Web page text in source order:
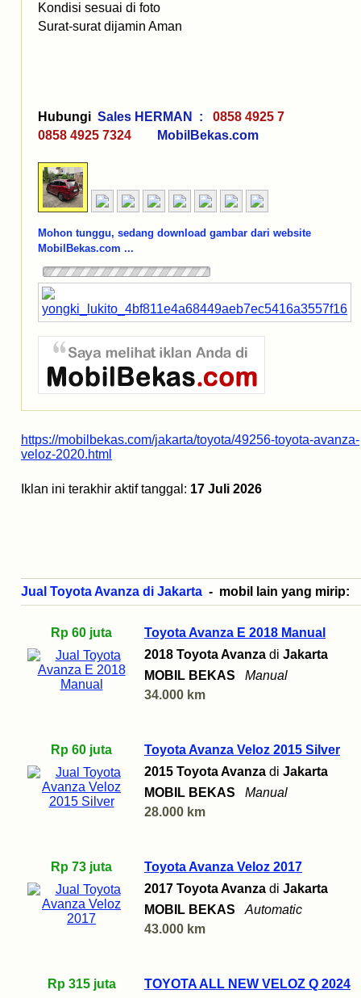
Kondisi sesuai di foto
Surat-surat dijamin Aman
Hubungi Sales HERMAN :
0858 4925 7
0858 4925 7324
MobilBekas.com
Mohon tunggu, sedang download gambar dari website
MobilBekas.com ...
https://mobilbekas.com/jakarta/toyota/49256-toyota-avanza-
veloz-2020.html
Iklan ini terakhir aktif tanggal: 17 Juli 2026
Jual Toyota Avanza di Jakarta - mobil lain yang mirip:
Rp 60 juta
Toyota Avanza E 2018 Manual
2018 Toyota Avanza di Jakarta
MOBIL BEKAS
Manual
34.000 km
Rp 60 juta
Toyota Avanza Veloz 2015 Silver
2015 Toyota Avanza di Jakarta
MOBIL BEKAS
Manual
28.000 km
Rp 73 juta
Toyota Avanza Veloz 2017
2017 Toyota Avanza di Jakarta
MOBIL BEKAS
Automatic
43.000 km
Rp 315 juta
TOYOTA ALL NEW VELOZ Q 2024